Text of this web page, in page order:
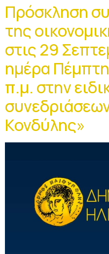
Πρόσκληση
της
στις 29
ημέρα
π.μ. στην
Κονδύλης»